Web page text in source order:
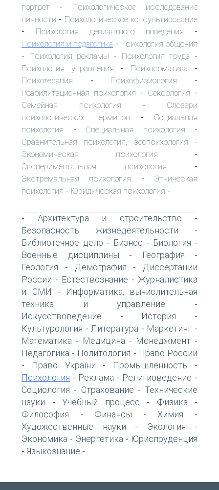
портрет - Психологическое исследование
личности - Психологическое консультирование
- Психология девиантного поведения -
Психология и педагогика - Психология общения
- Психология рекламы - Психология труда -
Психология управления - Психосоматика -
Психотерапия - Психофизиология -
Реабилитационная психология - Сексология -
Семейная психология - Словари
психологических терминов - Социальная
психология - Специальная психология -
Сравнительная психология, зоопсихология -
Экономическая психология -
Экспериментальная психология -
Экстремальная психология - Этническая
психология - Юридическая психология -
- Архитектура и строительство -
Безопасность жизнедеятельности -
Библиотечное дело - Бизнес - Биология -
Военные дисциплины - География -
Геология - Демография -
Диссертации
России - Естествознание - Журналистика
и СМИ -
Информатика, вычислительная
техника и управление -
Искусствоведение - История -
Культурология - Литература - Маркетинг -
Математика - Медицина - Менеджмент -
Педагогика - Политология - Право России
- Право України - Промышленность -
Психология - Реклама - Религиоведение -
Социология - Страхование - Технические
науки - Учебный процесс - Физика -
Философия - Финансы - Химия -
Художественные науки - Экология -
Экономика - Энергетика - Юриспруденция
- Языкознание -